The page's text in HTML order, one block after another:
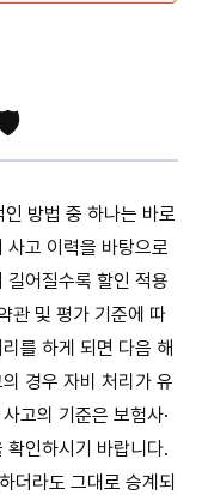
🛡️
방법 중 하나는 바로
사고 이력을 바탕으로
길어질수록 할인 적용
관 및 평가 기준에 따
를 하게 되면 다음 해
경우 자비 처리가 유
고의 기준은 보험사·
확인하시기 바랍니다.
더라도 그대로 승계되